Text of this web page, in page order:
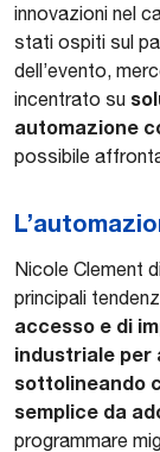
innovazioni nel
stati ospiti sul
dell’evento,
incentrato su
automazione
possibile
Nicole Clement
principali
accesso e di
industriale per
sottolineando
semplice da
programmare